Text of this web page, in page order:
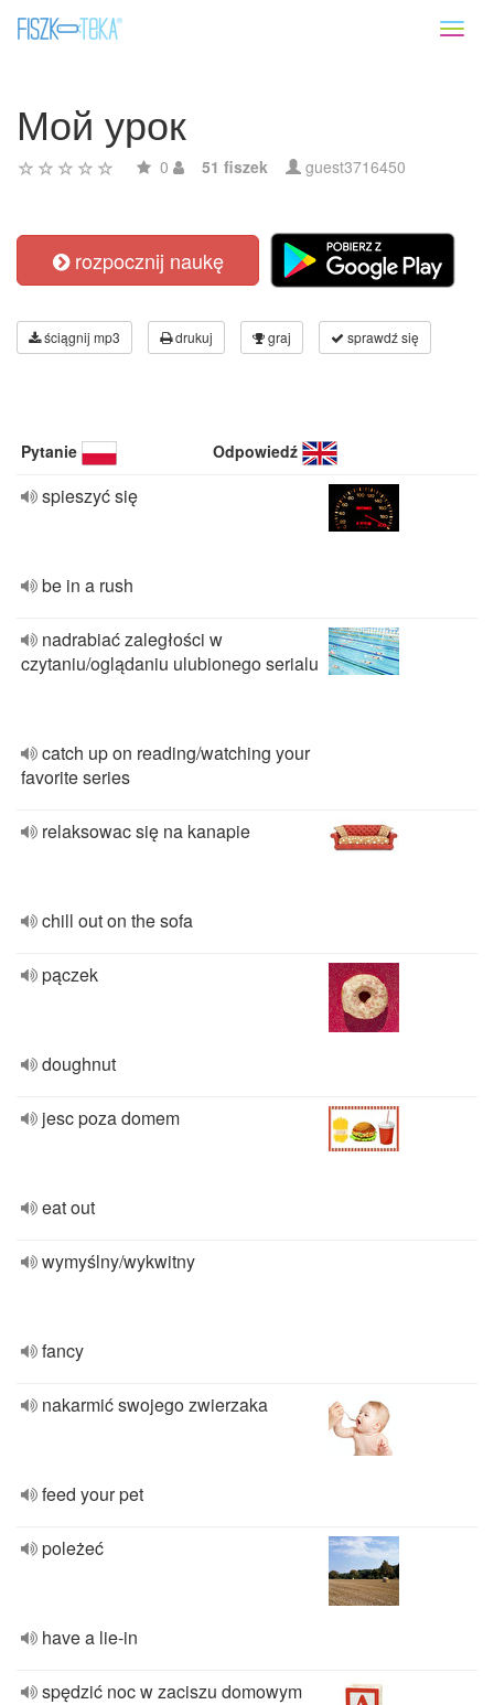
Мой урок
0 51 fiszek guest3716450
rozpocznij naukę
ściągnij mp3 drukuj graj sprawdź się
Pytanie Odpowiedź
spieszyć się
be in a rush
nadrabiać zaległości w
czytaniu/oglądaniu ulubionego serialu
catch up on reading/watching your
favorite series
relaksowac się na kanapie
chill out on the sofa
pączek
doughnut
jesc poza domem
eat out
wymyślny/wykwitny
fancy
nakarmić swojego zwierzaka
feed your pet
poleżeć
have a lie-in
spędzić noc w zaciszu domowym